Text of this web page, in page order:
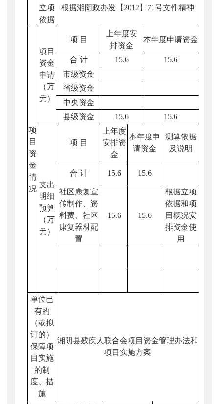
立项
依据
根据湘阴政办发【2012】71号文件精神
项
目
资
金
情
况
项目
资金
申请
（万
元）
项 目
上年度安
排资金
本年度申请资金
合 计 15.6
15.6
市级资金
省级资金
中央资金
县级资金
15.6 15.6
支出
明细
预算
（万
元）
项 目
上年度
安排资
金
本年度申
请资金
测算依据
及说明
合 计 15.6 15.6
社区康复宣
传制作、资
料费、社区
康复器材配
置
15.6 15.6
根据立项
依据和项
目概况安
排资金使
用
单位已
有的
（或拟
订的）
保障项
目实施
的制
度、措
施
湘阴县残疾人联合会项目资金管理办法和
项目实施方案